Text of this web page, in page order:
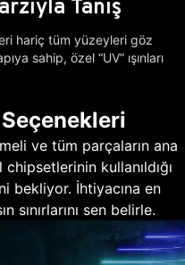
Tanış
hariç tüm yüzeyleri göz
sahip, özel “UV” ışınları
ve tüm parçaların ana
kullanıldığı
bekliyor. İhtiyacına en
sınırlarını sen belirle.